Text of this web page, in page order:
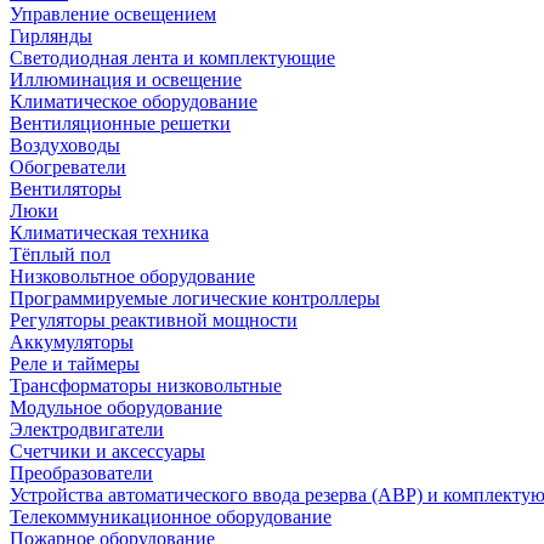
Управление освещением
Гирлянды
Светодиодная лента и комплектующие
Иллюминация и освещение
Климатическое оборудование
Вентиляционные решетки
Воздуховоды
Обогреватели
Вентиляторы
Люки
Климатическая техника
Тёплый пол
Низковольтное оборудование
Программируемые логические контроллеры
Регуляторы реактивной мощности
Аккумуляторы
Реле и таймеры
Трансформаторы низковольтные
Модульное оборудование
Электродвигатели
Счетчики и аксессуары
Преобразователи
Устройства автоматического ввода резерва (АВР) и
Телекоммуникационное оборудование
Пожарное оборудование